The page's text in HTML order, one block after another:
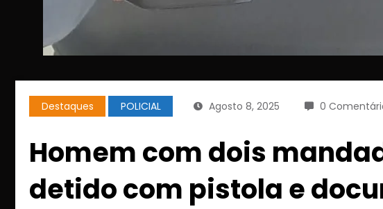
Destaques POLICIAL Agosto 8, 2025 0
Homem com dois
detido com pistola e